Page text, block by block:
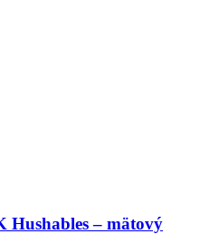
– mätový